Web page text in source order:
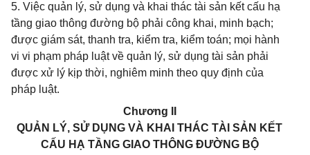
5. Việc quản lý, sử dụng và khai thác tài sản kết cấu hạ
tầng giao thông đường bộ phải công khai, minh bạch;
được giám sát, thanh tra, kiểm tra, kiểm toán; mọi hành
vi vi phạm pháp luật về quản lý, sử dụng tài sản phải
được xử lý kịp thời, nghiêm minh theo quy định của
pháp luật.
Chương II
QUẢN LÝ, SỬ DỤNG VÀ KHAI THÁC TÀI SẢN KẾT
CẤU HẠ TẦNG GIAO THÔNG ĐƯỜNG BỘ